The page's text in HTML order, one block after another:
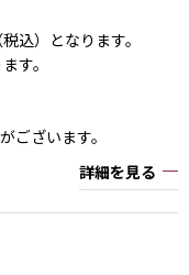
込）となります。
す。
ございます。
詳細を見る